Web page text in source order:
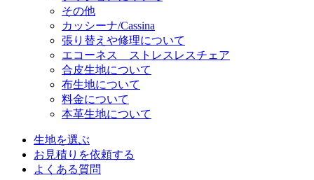
その他
カッシーナ/Cassina
張り替えや修理について
エコーネス ストレスレスチェア
合皮生地について
布生地について
料金について
本革生地について
生地を選ぶ
お見積りを依頼する
よくある質問